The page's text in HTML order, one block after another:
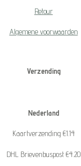
Retour
Algemene voorwaarden
Verzending
Nederland
Kaartverzending €1.14
DHL Brievenbuspost €4.20